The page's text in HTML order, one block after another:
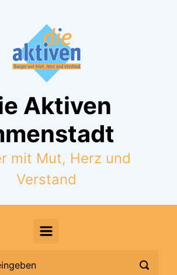
Aktiven
mit Mut, Herz und
Verstand